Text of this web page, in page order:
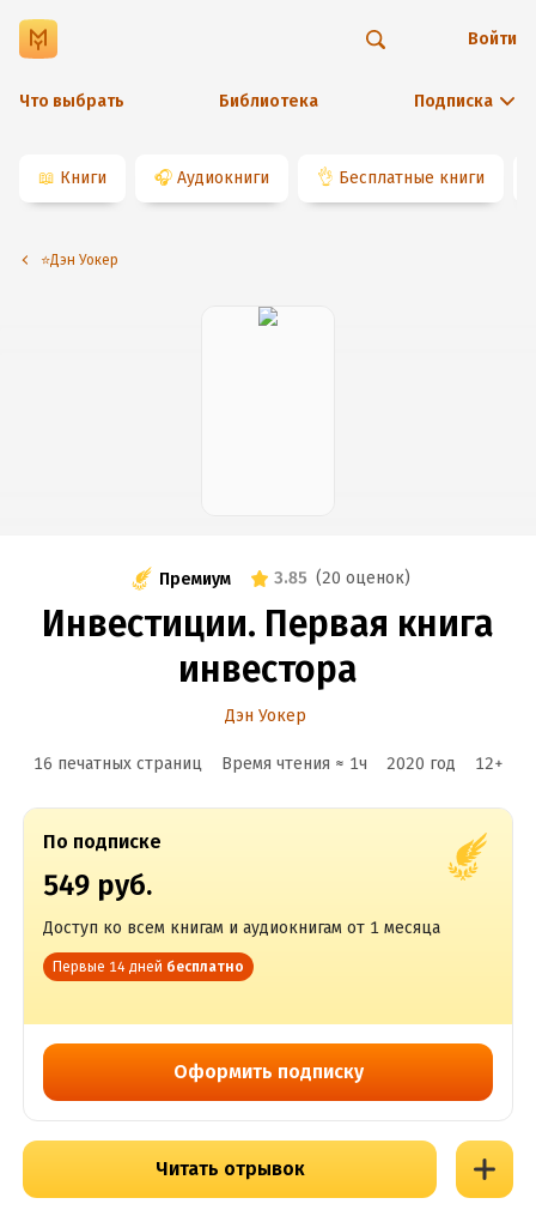
Что выбрать Библиотека Подписка
Войти
📖 Книги 🎧 Аудиокниги 👌 Бесплатные книги
⭐️Дэн Уокер
Премиум 3.85 (20 оценок)
Инвестиции. Первая книга
инвестора
Дэн Уокер
16 печатных страниц Время чтения ≈ 1ч 2020 год 12+
По подписке
549 руб.
Доступ ко всем книгам и аудиокнигам от 1 месяца
Первые 14 дней бесплатно
Оформить подписку
Читать отрывок